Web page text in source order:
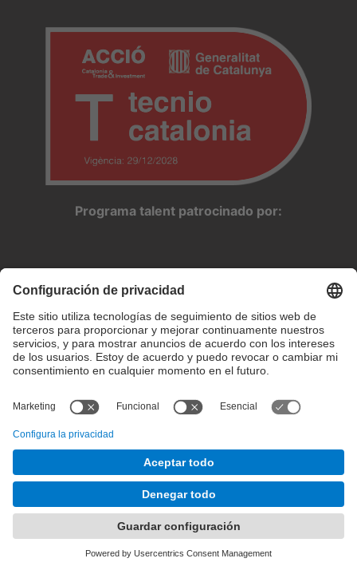
Programa talent patrocinado por:
Configuración de privacidad
Condiciones de uso